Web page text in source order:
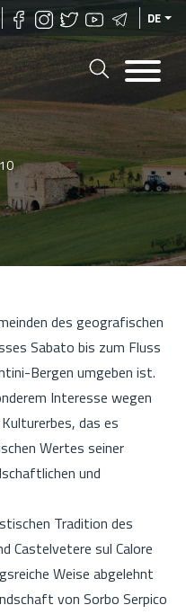
DE
des geografischen
Sabato bis zum Fluss
Bergen umgeben ist.
Interesse wegen
das es
Wertes seiner
und
Tradition des
Castelvetere sul Calore
Weise abgelehnt
von Sorbo Serpico